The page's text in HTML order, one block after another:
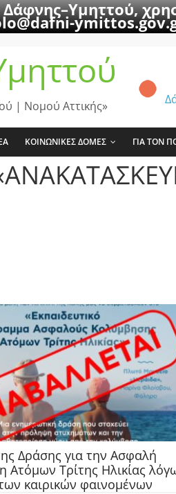
| Νομού Αττικής»
ΚΟΙΝΩΝΙΚΕΣ ΔΟΜΕΣ ΓΙΑ ΤΟΝ
Δράσης για την Ασφαλή
Ατόμων Τρίτης Ηλικίας
καιρικών φαινομένων